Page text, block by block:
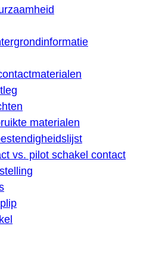
materialen
vs. pilot schakel contact